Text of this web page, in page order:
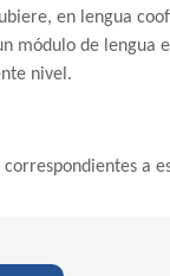
en lengua
módulo de
nivel.
correspondientes a